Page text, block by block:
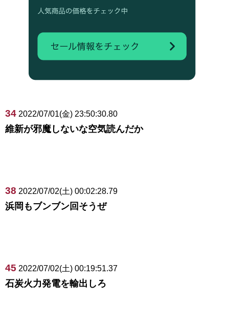
34 2022/07/01(金) 23:50:30.80
維新が邪魔しないな空気読んだか
38 2022/07/02(土) 00:02:28.79
浜岡もブンブン回そうぜ
45 2022/07/02(土) 00:19:51.37
石炭火力発電を輸出しろ